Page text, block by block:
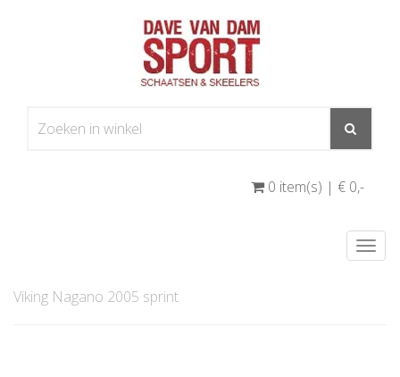
0 item(s) | € 0,-
Viking Nagano 2005 sprint